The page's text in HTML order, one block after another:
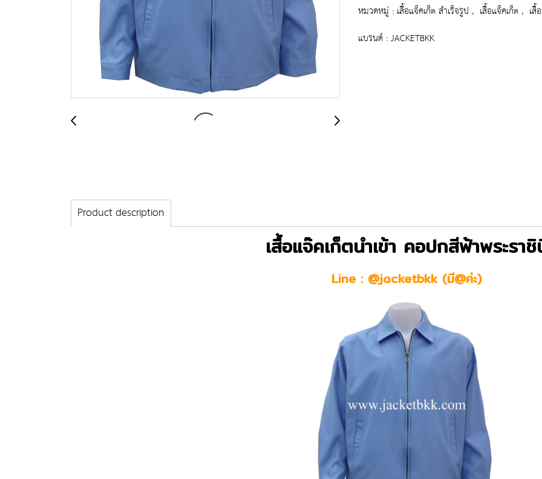
หมวดหมู่ : เสื้อแจ็คเก็ต สำเร็จรูป , เสื้อแจ็คเก็ต, เสื้
แบรนด์ :JACKETBKK
Product description
เสื้อแจ๊คเก็ตนำเข้า คอปกสีฟ้าพระรา
Line : @jacketbkk (มี@ค่ะ)